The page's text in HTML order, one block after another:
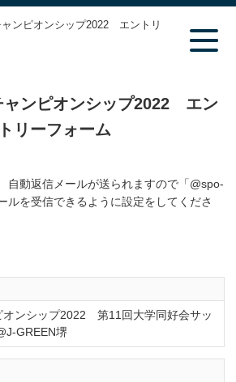
ャンピオンシップ2022 エントリ
ャンピオンシップ2022 エン
トリーフォーム
自動返信メールが送られますので「@spo-
ルを受信できるように設定をしてくださ
オンシップ2022 第11回大学同好会サッ
GREEN堺